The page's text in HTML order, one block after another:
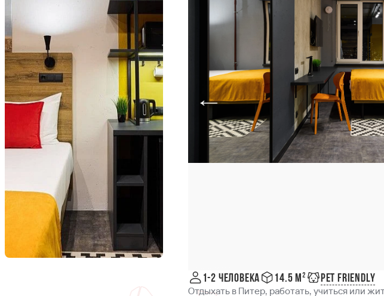
1-2 человека 14.5 м² Pet friendly
Отдыхать в Питер, работать, учиться или